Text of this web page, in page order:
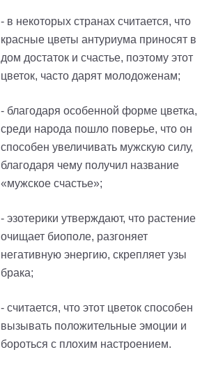
- в некоторых странах считается, что
красные цветы антуриума приносят в
дом достаток и счастье, поэтому этот
цветок, часто дарят молодоженам;
- благодаря особенной форме цветка,
среди народа пошло поверье, что он
способен увеличивать мужскую силу,
благодаря чему получил название
«мужское счастье»;
- эзотерики утверждают, что растение
очищает биополе, разгоняет
негативную энергию, скрепляет узы
брака;
- считается, что этот цветок способен
вызывать положительные эмоции и
бороться с плохим настроением.